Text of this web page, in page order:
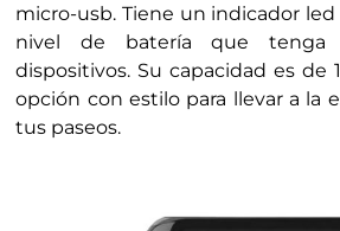
micro-usb. Tiene un indicador
nivel de batería que tenga
dispositivos. Su capacidad es de
opción con estilo para llevar a la
tus paseos.